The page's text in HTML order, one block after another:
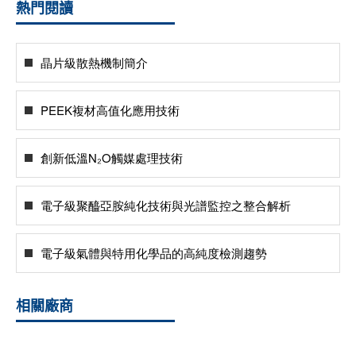
熱門閱讀
晶片級散熱機制簡介
PEEK複材高值化應用技術
創新低溫N₂O觸媒處理技術
電子級聚醯亞胺純化技術與光譜監控之整合解析
電子級氣體與特用化學品的高純度檢測趨勢
相關廠商